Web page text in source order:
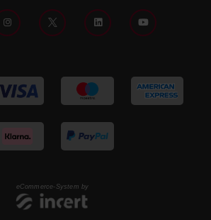
eCommerce-System by